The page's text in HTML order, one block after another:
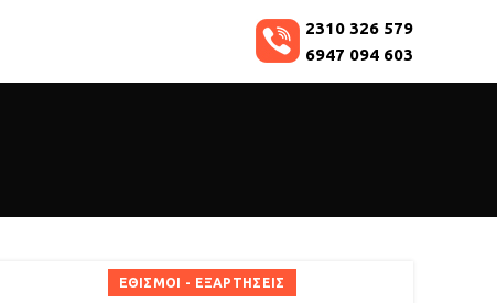
2310 326 579
6947 094 603
ΕΘΙΣΜΟΊ - ΕΞΑΡΤΉΣΕΙΣ